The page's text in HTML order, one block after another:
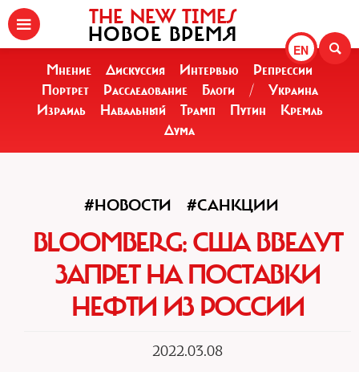
EN
THE NEW TIMES
НОВОЕ ВРЕМЯ
Мнение Дискуссия Интервью
Репрессии
Портрет
Расследование Блоги /
Украина
Израиль
Навальный Трамп Путин
Кремль
Дума
#НОВОСТИ #САНКЦИИ
BLOOMBERG: США ВВЕДУТ
ЗАПРЕТ НА ПОСТАВКИ
НЕФТИ ИЗ РОССИИ
2022.03.08